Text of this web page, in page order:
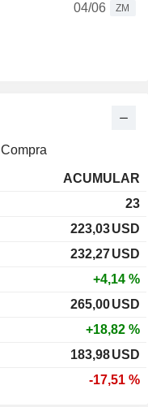
04/06
ZM
Compra
ACUMULAR
23
223,03USD
232,27USD
+4,14 %
265,00USD
+18,82 %
183,98USD
-17,51 %